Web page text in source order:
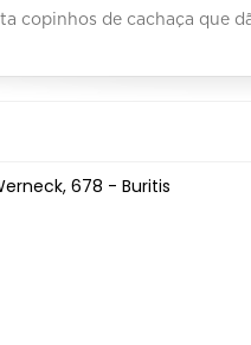
copinhos de cachaça que
678 - Buritis